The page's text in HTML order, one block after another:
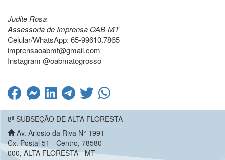
Judite Rosa
Assessoria de Imprensa OAB-MT
Celular/WhatsApp: 65-99610.7865
imprensaoabmt@gmail.com
Instagram @oabmatogrosso
8ª SUBSEÇÃO DE ALTA FLORESTA
Av. Ariosto da Riva N° 1991
Cx. Postal 51 - Centro, 78580-
000, ALTA FLORESTA - MT